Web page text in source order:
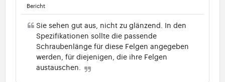
Bericht
Sie sehen gut aus, nicht zu glänzend. In den
Spezifikationen sollte die passende
Schraubenlänge für diese Felgen angegeben
werden, für diejenigen, die ihre Felgen
austauschen.